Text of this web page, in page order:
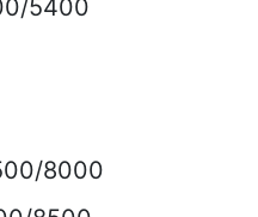
5400
8000